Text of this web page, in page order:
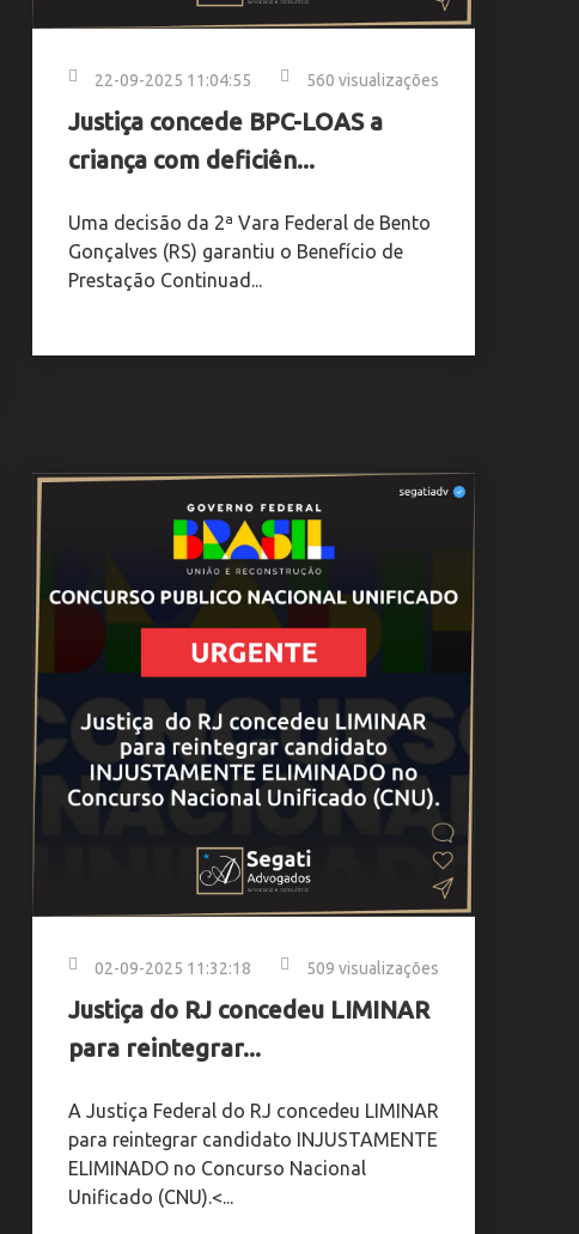
22-09-2025 11:04:55 560 visualizações
Justiça concede BPC-LOAS a
criança com deficiên...
Uma decisão da 2ª Vara Federal de Bento
Gonçalves (RS) garantiu o Benefício de
Prestação Continuad...
02-09-2025 11:32:18 509 visualizações
Justiça do RJ concedeu LIMINAR
para reintegrar...
A Justiça Federal do RJ concedeu LIMINAR
para reintegrar candidato INJUSTAMENTE
ELIMINADO no Concurso Nacional
Unificado (CNU).<...